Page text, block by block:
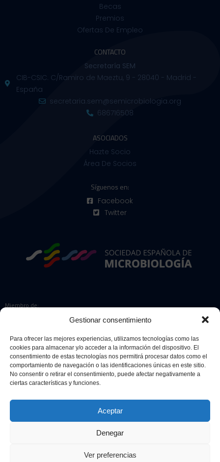
Gestionar consentimiento
Para ofrecer las mejores experiencias, utilizamos tecnologías como las
cookies para almacenar y/o acceder a la información del dispositivo. El
consentimiento de estas tecnologías nos permitirá procesar datos como el
comportamiento de navegación o las identificaciones únicas en este sitio.
No consentir o retirar el consentimiento, puede afectar negativamente a
ciertas características y funciones.
Aceptar
Denegar
Ver preferencias
Miembro de:
Colaboradores:
Becas
Premios
Ofertas De Empleo
CONTACTO
Secretaría SEM
CIB-CSIC. C/Ramiro de Maeztu, 9 - 28040 - Madrid -
España
secretaria.sem@semicrobiologia.org
686716508
ASOCIADOS
Hazte Socio
Área De Socios
Síguenos en:
Facebook
Twitter
© 2026 Sociedad Española de Microbiología. Todos los derechos